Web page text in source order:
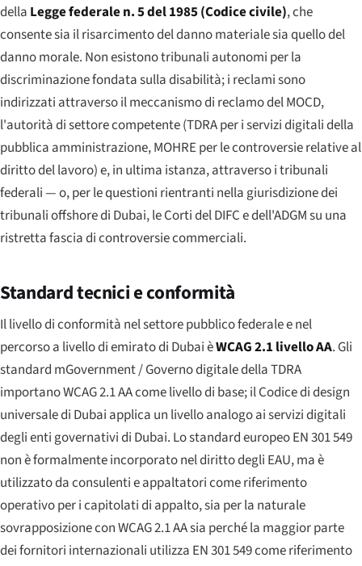
della Legge federale n. 5 del 1985 (Codice civile), che
consente sia il risarcimento del danno materiale sia quello del
danno morale. Non esistono tribunali autonomi per la
discriminazione fondata sulla disabilità; i reclami sono
indirizzati attraverso il meccanismo di reclamo del MOCD,
l'autorità di settore competente (TDRA per i servizi digitali della
pubblica amministrazione, MOHRE per le controversie relative al
diritto del lavoro) e, in ultima istanza, attraverso i tribunali
federali — o, per le questioni rientranti nella giurisdizione dei
tribunali offshore di Dubai, le Corti del DIFC e dell'ADGM su una
ristretta fascia di controversie commerciali.
Standard tecnici e conformità
Il livello di conformità nel settore pubblico federale e nel
percorso a livello di emirato di Dubai èWCAG 2.1 livello AA. Gli
standard mGovernment / Governo digitale della TDRA
importano WCAG 2.1 AA come livello di base; il Codice di design
universale di Dubai applica un livello analogo ai servizi digitali
degli enti governativi di Dubai. Lo standard europeo EN 301 549
non è formalmente incorporato nel diritto degli EAU, ma è
utilizzato da consulenti e appaltatori come riferimento
operativo per i capitolati di appalto, sia per la naturale
sovrapposizione con WCAG 2.1 AA sia perché la maggior parte
dei fornitori internazionali utilizza EN 301 549 come riferimento